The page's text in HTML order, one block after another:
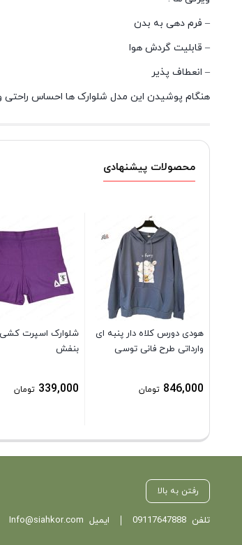
– فرم دهی به بدن
– قابلیت گردش هوا
– انعطاف پذیر
هنگام پوشیدن این مدل شلوارک ها احساس راحتی
محصولات پیشنهادی
هودی دورس کلاه دار پنبه ای
وارداتی طرح فانی توسی
846,000 تومان
شلوارک اسپرت کشی
بنفش
339,000 تومان
رفتن به بالا
تلفن09117647888 ایمیل Info@siahkor.com